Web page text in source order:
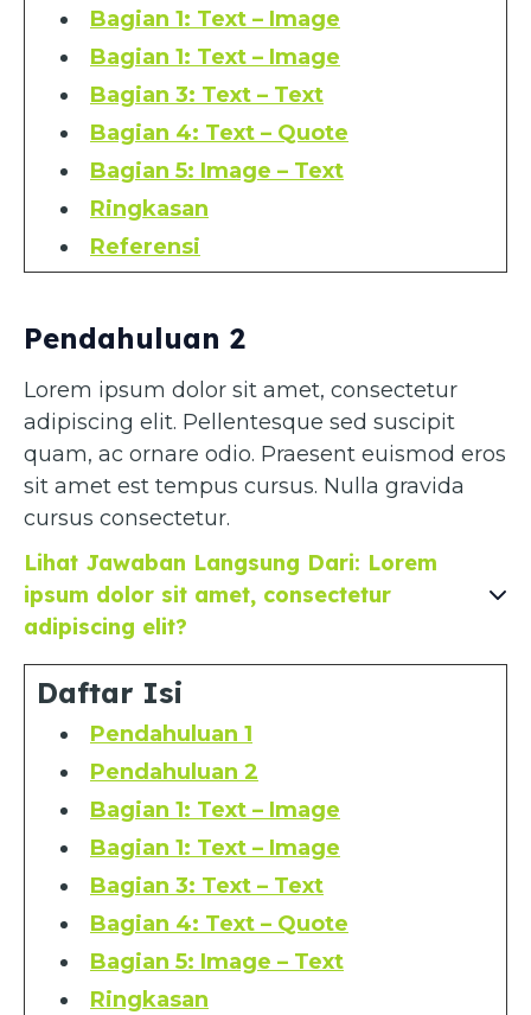
Bagian 1: Text – Image
Bagian 1: Text – Image
Bagian 3: Text – Text
Bagian 4: Text – Quote
Bagian 5: Image – Text
Ringkasan
Referensi
Pendahuluan 2
Lorem ipsum dolor sit amet, consectetur
adipiscing elit. Pellentesque sed suscipit
quam, ac ornare odio. Praesent euismod eros
sit amet est tempus cursus. Nulla gravida
cursus consectetur.
Lihat Jawaban Langsung Dari: Lorem
ipsum dolor sit amet, consectetur
adipiscing elit?
Daftar Isi
Pendahuluan 1
Pendahuluan 2
Bagian 1: Text – Image
Bagian 1: Text – Image
Bagian 3: Text – Text
Bagian 4: Text – Quote
Bagian 5: Image – Text
Ringkasan